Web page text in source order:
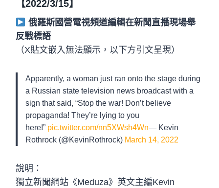
【2022/3/15】
俄羅斯國營電視頻道編輯在新聞直播現場舉
反戰標語
（X貼文嵌入無法顯示，以下方引文呈現）
Apparently, a woman just ran onto the stage during
a Russian state television news broadcast with a
sign that said, “Stop the war! Don’t believe
propaganda! They’re lying to you
here!” pic.twitter.com/nn5XWsh4Wn— Kevin
Rothrock (@KevinRothrock) March 14, 2022
說明：
獨立新聞網站《Meduza》英文主編Kevin